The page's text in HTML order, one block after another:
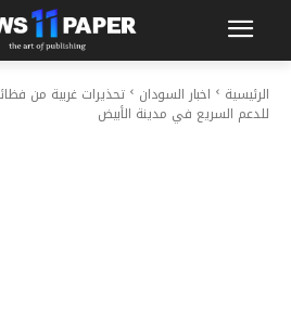
الرئيسية اخبار السودان
تحذيرات غربية من
للدعم السريع في مدينة الأبيض